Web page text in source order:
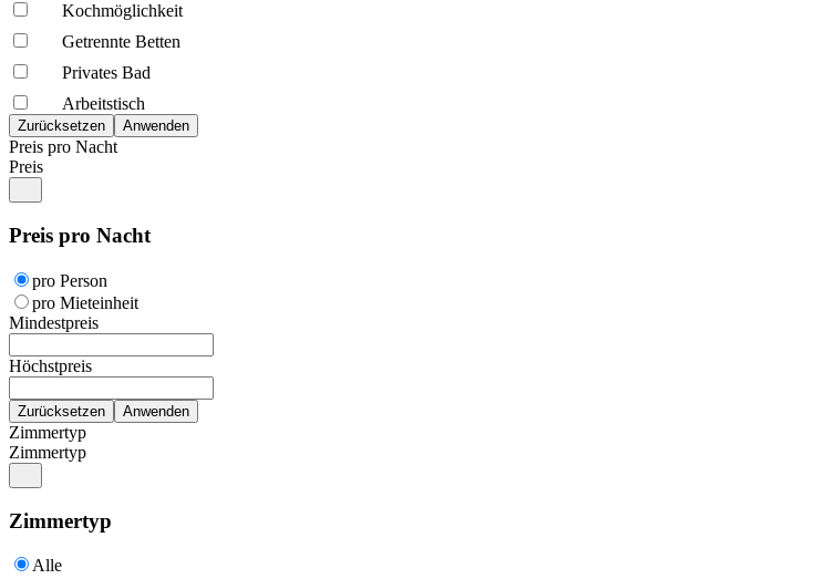
Kochmöglich­keit
Getrennte Betten
Privates Bad
Arbeitstisch
Preis pro Nacht
Preis
Preis pro Nacht
pro Person
pro Mieteinheit
Mindestpreis
Höchstpreis
Zimmertyp
Zimmertyp
Zimmertyp
Alle